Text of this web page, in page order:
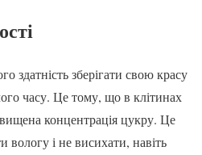
здатність зберігати свою красу
часу. Це тому, що в клітинах
концентрація цукру. Це
вологу і не висихати, навіть